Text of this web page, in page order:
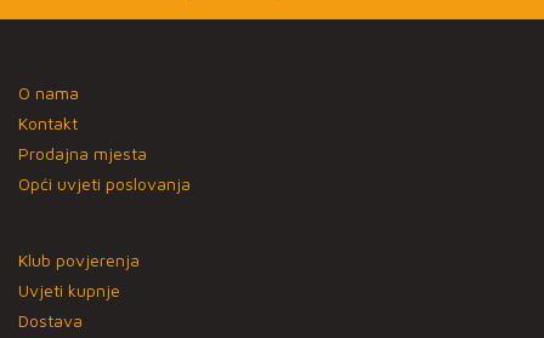
O nama
Kontakt
Prodajna mjesta
Opći uvjeti poslovanja
Klub povjerenja
Uvjeti kupnje
Dostava